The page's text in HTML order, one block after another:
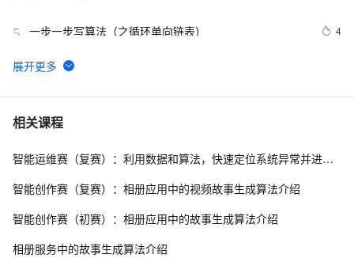
5 一步一步写算法（之循环单向链表） 4
6 【OJ】A*(start)算法c++初步实现
7 图搜索算法详解
8 什么是AES算法？（整合版） 12
10数组求和算法系列
相关课程
智能运维赛（复赛）：利用数据和算法，快速定位系统异常并进行根因分析
智能创作赛（复赛）：相册应用中的视频故事生成算法介绍
智能创作赛（初赛）：相册应用中的故事生成算法介绍
相册服务中的故事生成算法介绍